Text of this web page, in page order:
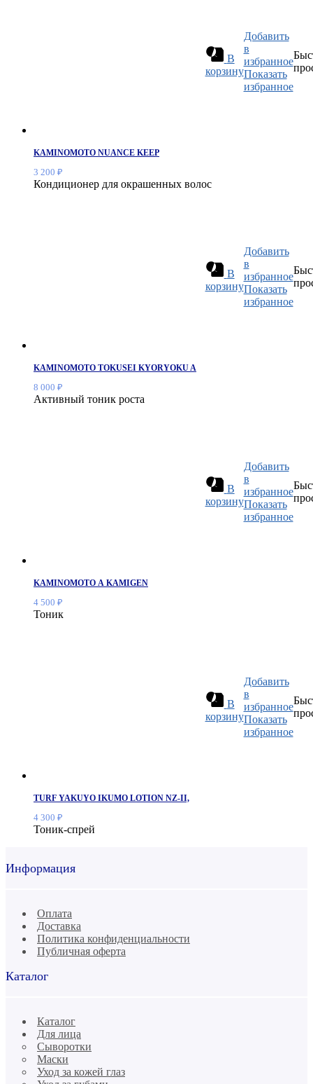
В
корзину
Добавить
в
избранное
Показать
избранное
KAMINOMOTO NUANCE KEEP
3 200 ₽
Кондиционер для окрашенных волос
В
корзину
Добавить
в
избранное
Показать
избранное
KAMINOMOTO TOKUSEI KYORYOKU A
8 000 ₽
Активный тоник роста
В
корзину
Добавить
в
избранное
Показать
избранное
KAMINOMOTO А KAMIGEN
4 500 ₽
Тоник
В
корзину
Добавить
в
избранное
Показать
избранное
TURF YAKUYO IKUMO LOTION NZ-II,
4 300 ₽
Тоник-спрей
Информация
Оплата
Доставка
Политика конфиденциальности
Публичная оферта
Каталог
Каталог
Для лица
Сыворотки
Маски
Уход за кожей глаз